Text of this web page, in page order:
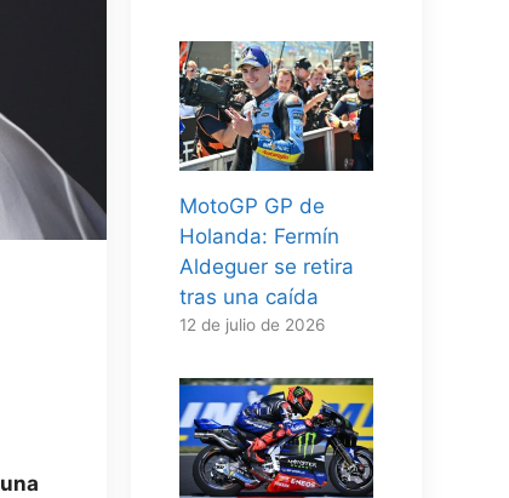
MotoGP GP de
Holanda: Fermín
Aldeguer se retira
tras una caída
12 de julio de 2026